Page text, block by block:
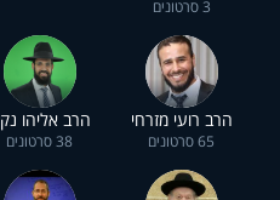
3 סרטונים
הרב רועי מזרחי
65 סרטונים
הרב אליהו
38 סרטונים